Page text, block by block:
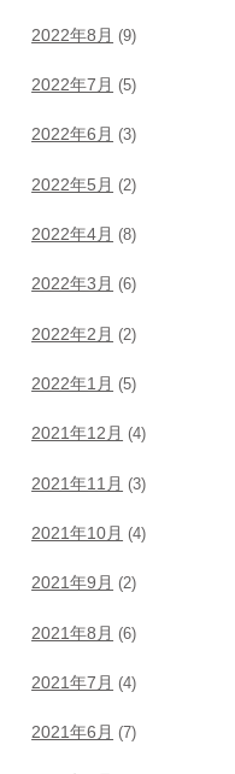
2022年8月 (9)
2022年7月 (5)
2022年6月 (3)
2022年5月 (2)
2022年4月 (8)
2022年3月 (6)
2022年2月 (2)
2022年1月 (5)
2021年12月 (4)
2021年11月 (3)
2021年10月 (4)
2021年9月 (2)
2021年8月 (6)
2021年7月 (4)
2021年6月 (7)